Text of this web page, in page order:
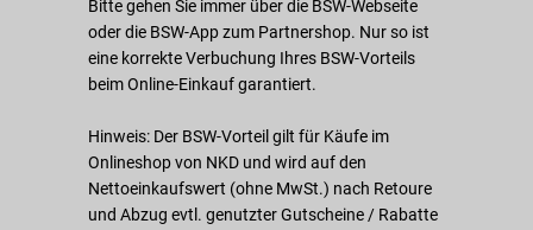
Bitte gehen Sie immer über die BSW-Webseite
oder die BSW-App zum Partnershop. Nur so ist
eine korrekte Verbuchung Ihres BSW-Vorteils
beim Online-Einkauf garantiert.
Hinweis: Der BSW-Vorteil gilt für Käufe im
Onlineshop von NKD und wird auf den
Nettoeinkaufswert (ohne MwSt.) nach Retoure
und Abzug evtl. genutzter Gutscheine / Rabatte